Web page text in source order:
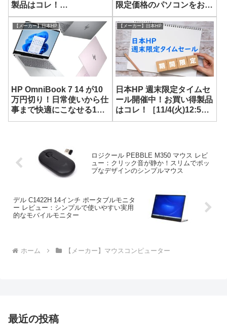
製品はコレ！
［2026/7/17(金)12:59ま
で］
限定価格のパソコンをお得
に入手！
【メーカー】日本HP
HP OmniBook 7 14 が10
万円切り！日常使いから仕
事まで快適にこなせる14
型ノート
【メーカー】日本HP
日本HP 週末限定タイムセ
ール開催中！お買い得製品
はコレ！［11/4(火)12:59
まで］
ロジクール PEBBLE M350 マウス レビ
ュー：クリック音が静か！スリムでポッ
プなデザインのシンプルマウス
デル C1422H 14インチ ポータブルモニタ
ー レビュー：シンプルで使いやすい実用
的なモバイルモニター
ホーム 【メーカー】マウスコンピューター
最近の投稿